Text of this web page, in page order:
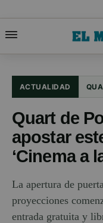
ACTUALIDAD
Quart de
apostar
‘Cinema a
La apertura de
proyecciones
entrada gratuita y